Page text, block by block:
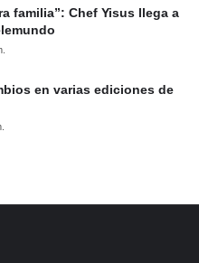
familia”: Chef Yisus llega a
en varias ediciones de